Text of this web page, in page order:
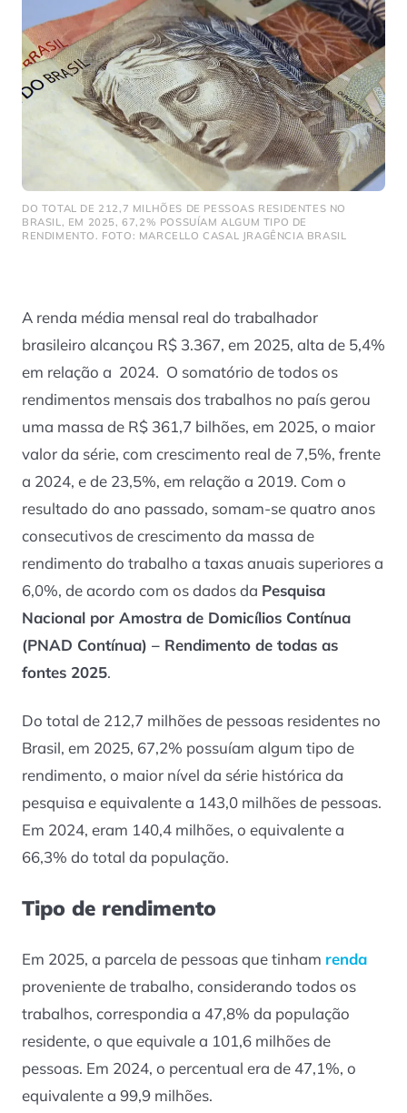
DO TOTAL DE 212,7 MILHÕES DE PESSOAS RESIDENTES NO
BRASIL, EM 2025, 67,2% POSSUÍAM ALGUM TIPO DE
RENDIMENTO. FOTO: MARCELLO CASAL JRAGÊNCIA BRASIL
A renda média mensal real do trabalhador
brasileiro alcançou R$ 3.367, em 2025, alta de 5,4%
em relação a 2024. O somatório de todos os
rendimentos mensais dos trabalhos no país gerou
uma massa de R$ 361,7 bilhões, em 2025, o maior
valor da série, com crescimento real de 7,5%, frente
a 2024, e de 23,5%, em relação a 2019. Com o
resultado do ano passado, somam-se quatro anos
consecutivos de crescimento da massa de
rendimento do trabalho a taxas anuais superiores a
6,0%, de acordo com os dados da Pesquisa
Nacional por Amostra de Domicílios Contínua
(PNAD Contínua) – Rendimento de todas as
fontes 2025.
Do total de 212,7 milhões de pessoas residentes no
Brasil, em 2025, 67,2% possuíam algum tipo de
rendimento, o maior nível da série histórica da
pesquisa e equivalente a 143,0 milhões de pessoas.
Em 2024, eram 140,4 milhões, o equivalente a
66,3% do total da população.
Tipo de rendimento
Em 2025, a parcela de pessoas que tinham renda
proveniente de trabalho, considerando todos os
trabalhos, correspondia a 47,8% da população
residente, o que equivale a 101,6 milhões de
pessoas. Em 2024, o percentual era de 47,1%, o
equivalente a 99,9 milhões.